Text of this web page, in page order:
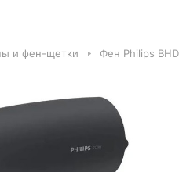
и фен-щетки Фен Philips